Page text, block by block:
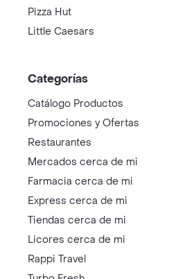
Pizza Hut
Little Caesars
Categorías
Catálogo Productos
Promociones y Ofertas
Restaurantes
Mercados cerca de mi
Farmacia cerca de mi
Express cerca de mi
Tiendas cerca de mi
Licores cerca de mi
Rappi Travel